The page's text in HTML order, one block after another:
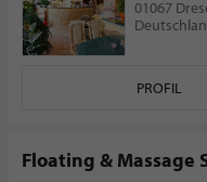
01067
PROFIL
Floating & Massage